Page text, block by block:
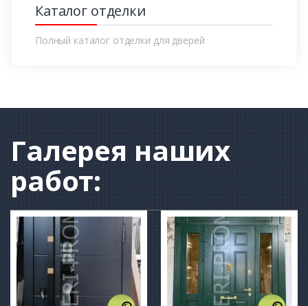
Каталог отделки
Полный каталог отделки для дверей
Галерея наших
работ: